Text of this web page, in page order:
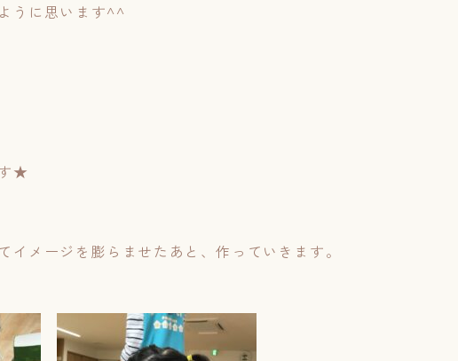
うに思います^^
★
イメージを膨らませたあと、作っていきます。